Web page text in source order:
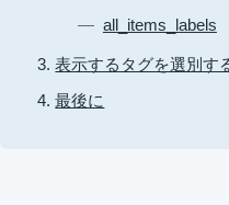
all_items_labels
表示するタグを選別す
最後に